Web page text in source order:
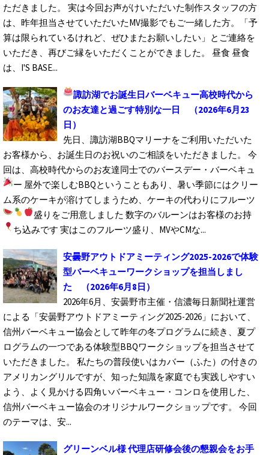
ただきました。 実は今回お声がけいただいた制作スタッフの方
は、昨年担当させていただいたMV撮影でもご一緒した方。「予
算は限られているけれど、ぜひまたお願いしたい」とご連絡を
いただき、再びご縁をいただくことができました。 昼食 昼食
は、I'S BASE...
諏訪湖でお誕生日バーベキュー高校時代から
のお友達と過ごす特別な一日
（2026年6月23
日）
先日、諏訪湖BBQマリーナをご利用いただいた
お客様から、お誕生日のお祝いのご相談をいただきました。 今
回は、高校時代からのお友達同士でのバースデー・バーベキュ
ー 屋外で楽しむBBQということもあり、暑い季節にはクリー
ム系のケーキが溶けてしまうため、ケーキの代わりにフルーツ
盛りをご用意しました 数字のバルーンはお客様のお持
ち込みです 実はこのフルーツ盛り、MVやCMな...
安曇野アウトドアミーティング2025-2026で体験
型バーベキューワークショップを担当しまし
た
（2026年6月8日）
2026年6月、安曇野市主催・信濃毎日新聞社運営
による「安曇野アウトドアミーティング2025-2026」において、
信州バーベキュー協会として昨年の冬プログラムに続き、夏プ
ログラムの一つである体験型BBQワークショップを担当させて
いただきました。 私たちの普段使いはカバー（ふた）の付きの
アメリカングリルですが、知った知識を家庭でも実践しやすい
よう、よく見かける四角いバーベキュー・コンロを使用した、
信州バーベキュー協会のオリジナルワークショップです。 今回
のテーマは、安...
グリーンベル様 代理店研修会後の懇親会をお手